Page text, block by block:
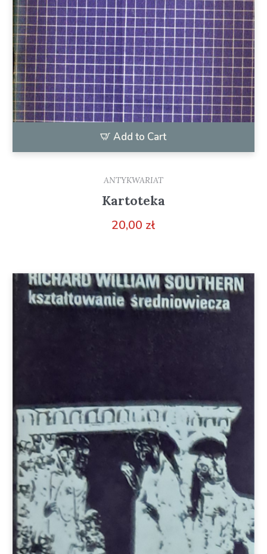
Add to Cart
ANTYKWARIAT
Kartoteka
20,00 zł